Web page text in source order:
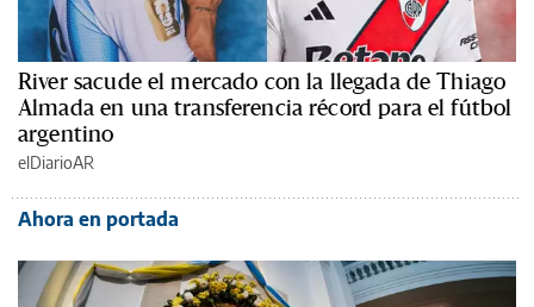
River sacude el mercado con la llegada de Thiago
Almada en una transferencia récord para el fútbol
argentino
elDiarioAR
Ahora en portada